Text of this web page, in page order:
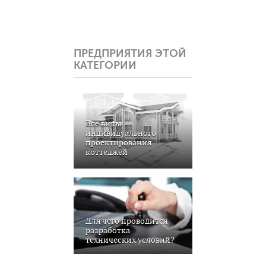
ПРЕДПРИЯТИЯ ЭТОЙ
КАТЕГОРИИ
Все виды
индивидуального
проектирования
коттеджей
Для чего проводится
разработка
технических условий?